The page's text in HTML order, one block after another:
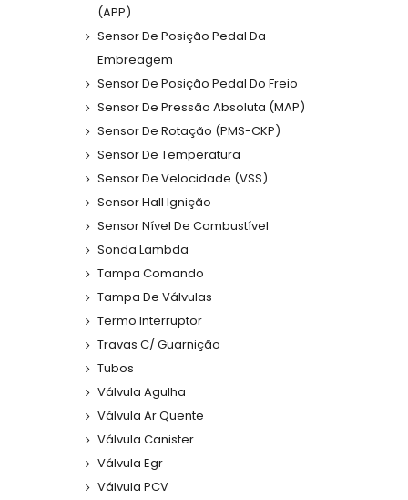
(APP)
Sensor De Posição Pedal Da
Embreagem
Sensor De Posição Pedal Do Freio
Sensor De Pressão Absoluta (MAP)
Sensor De Rotação (PMS-CKP)
Sensor De Temperatura
Sensor De Velocidade (VSS)
Sensor Hall Ignição
Sensor Nível De Combustível
Sonda Lambda
Tampa Comando
Tampa De Válvulas
Termo Interruptor
Travas C/ Guarnição
Tubos
Válvula Agulha
Válvula Ar Quente
Válvula Canister
Válvula Egr
Válvula PCV